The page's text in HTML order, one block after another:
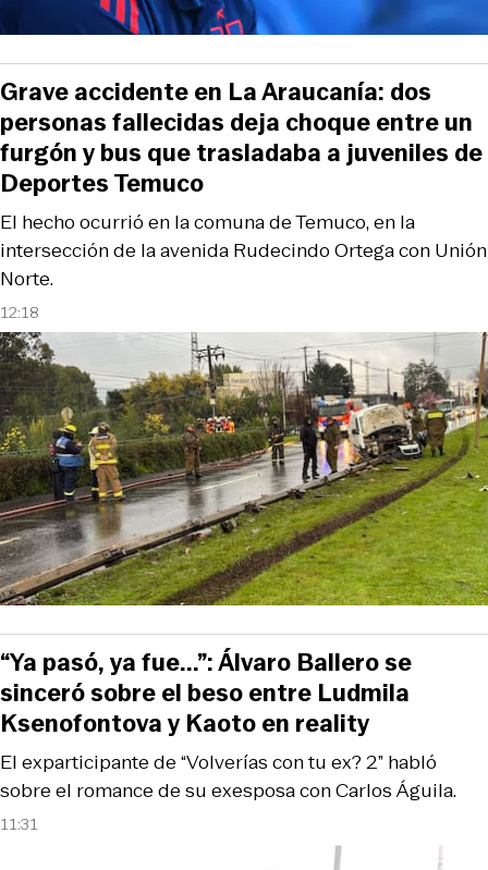
12:18
El hecho ocurrió en la comuna de Temuco, en la
intersección de la avenida Rudecindo Ortega con Unión
Norte.
Grave accidente en La Araucanía: dos
personas fallecidas deja choque entre un
furgón y bus que trasladaba a juveniles de
Deportes Temuco
11:31
El exparticipante de “Volverías con tu ex? 2” habló
sobre el romance de su exesposa con Carlos Águila.
“Ya pasó, ya fue...”: Álvaro Ballero se
sinceró sobre el beso entre Ludmila
Ksenofontova y Kaoto en reality